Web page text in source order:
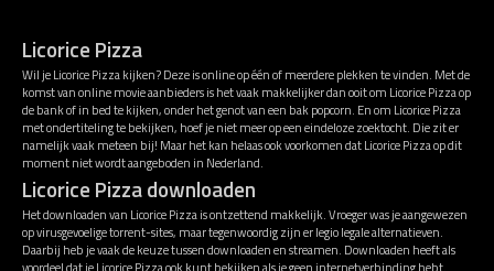
Licorice Pizza
Wil je Licorice Pizza kijken? Deze is online op één of meerdere plekken te vinden. Met de
komst van online movie aanbieders is het vaak makkelijker dan ooit om Licorice Pizza op
de bank of in bed te kijken, onder het genot van een bak popcorn. En om Licorice Pizza
met ondertiteling te bekijken, hoef je niet meer op een eindeloze zoektocht. Die zit er
namelijk vaak meteen bij! Maar het kan helaas ook voorkomen dat Licorice Pizza op dit
moment niet wordt aangeboden in Nederland.
Licorice Pizza downloaden
Het downloaden van Licorice Pizza is ontzettend makkelijk. Vroeger was je aangewezen
op virusgevoelige torrent-sites, maar tegenwoordig zijn er legio legale alternatieven.
Daarbij heb je vaak de keuze tussen downloaden en streamen. Downloaden heeft als
voordeel dat je Licorice Pizza ook kunt bekijken als je geen internetverbinding hebt.